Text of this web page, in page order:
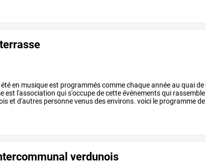
étéen musiqueest programméscommechaqueannéeau quaide
est l'association quis'occupedecetteévénementsqui rassemble
et d'autres personnevenusdesenvirons. voici le programmede
twin twin
verdunois